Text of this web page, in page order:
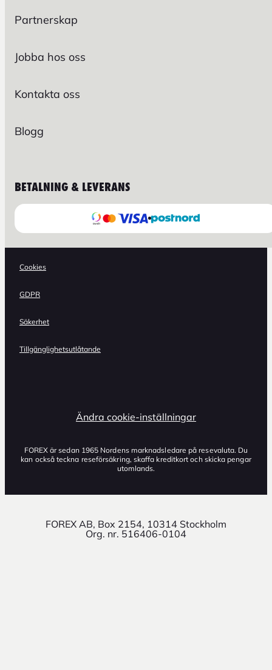
Partnerskap
Jobba hos oss
Kontakta oss
Blogg
BETALNING & LEVERANS
Cookies
GDPR
Säkerhet
Tillgänglighetsutlåtande
Ändra cookie-inställningar
FOREX är sedan 1965 Nordens marknadsledare på resevaluta. Du
kan också teckna reseförsäkring, skaffa kreditkort och skicka pengar
utomlands.
FOREX AB, Box 2154, 10314 Stockholm
Org. nr. 516406-0104